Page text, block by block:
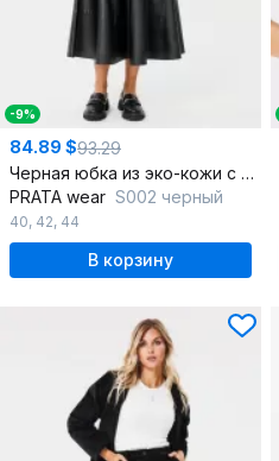
-9%
84.89 $93.29
Черная юбка из эко-кожи с карманами и гульфиком
PRATA wear S002 черный
40, 42, 44
В корзину